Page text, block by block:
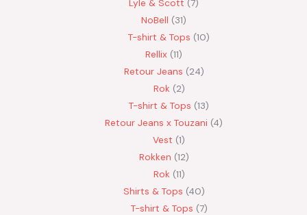
Lyle & Scott 7
NoBell
31
T-shirt & Tops 10
Rellix 11
Retour Jeans 24
Rok 2
T-shirt & Tops 13
Retour Jeans x Touzani 4
Vest 1
Rokken 12
Rok 11
Shirts & Tops 40
T-shirt & Tops 7